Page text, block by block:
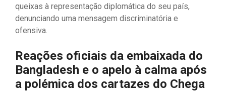
queixas à representação diplomática do seu país,
denunciando uma mensagem discriminatória e
ofensiva.
Reações oficiais da embaixada do
Bangladesh e o apelo à calma após
a polémica dos cartazes do Chega